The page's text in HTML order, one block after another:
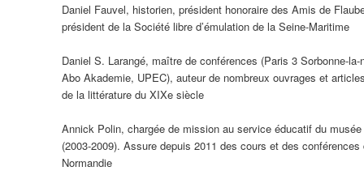
Daniel Fauvel, historien, président honoraire des Amis de
président de la Société libre d’émulation de la Seine-Maritime
Daniel S. Larangé, maître de conférences (Paris 3 Sorbonne-
Abo Akademie, UPEC), auteur de nombreux ouvrages et
de la littérature du XIXe siècle
Annick Polin, chargée de mission au service éducatif du
(2003-2009). Assure depuis 2011 des cours et des
Normandie